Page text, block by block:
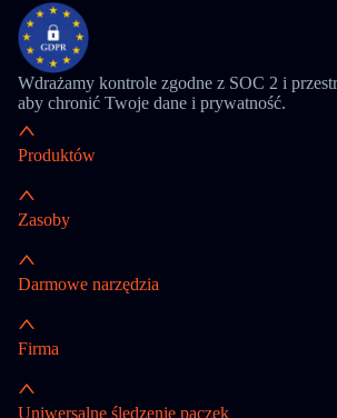
Wdrażamy kontrole zgodne z SOC 2 i
aby chronić Twoje dane i prywatność.
Produktów
Zasoby
Darmowe narzędzia
Firma
Uniwersalne śledzenie paczek